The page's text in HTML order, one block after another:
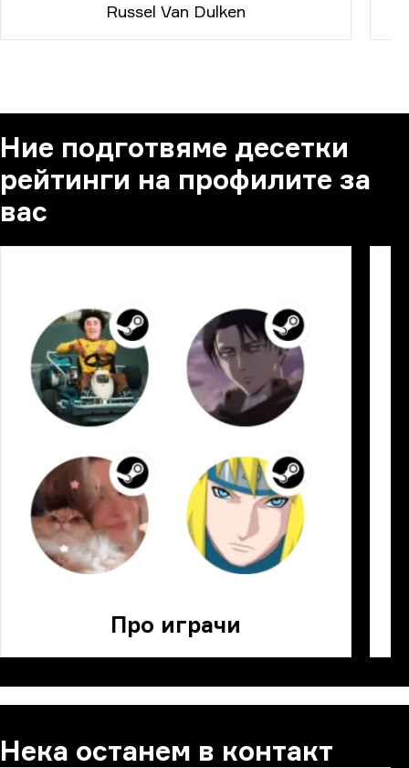
Russel Van Dulken
Ние подготвяме десетки
рейтинги на профилите за
вас
Про играчи
Нека останем в контакт